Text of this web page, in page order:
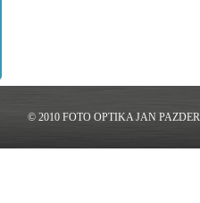
© 2010 FOTO OPTIKA JAN